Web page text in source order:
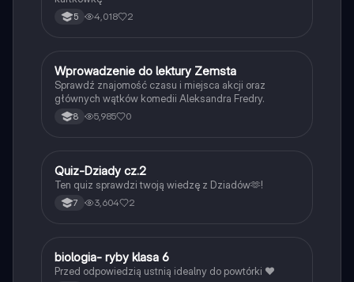
5 4,018 2
WJęzyk polski
Wprowadzenie do lektury Zemsta
Sprawdź znajomość czasu i miejsca akcji oraz
głównych wątków komedii Aleksandra Fredry.
8 5,985 0
QJęzyk polski
Quiz-Dziady cz.2
Ten quiz sprawdzi twoją wiedzę z Dziadów🫶!
7 3,604 2
BBiologia
biologia- ryby klasa 6
Przed odpowiedzią ustnią idealny do powtórki ❤️